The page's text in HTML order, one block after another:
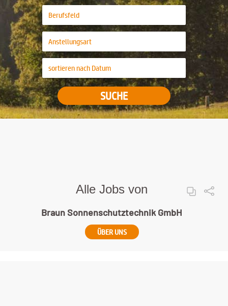
SUCHE
Alle Jobs von
Braun Sonnenschutztechnik GmbH
ÜBER UNS